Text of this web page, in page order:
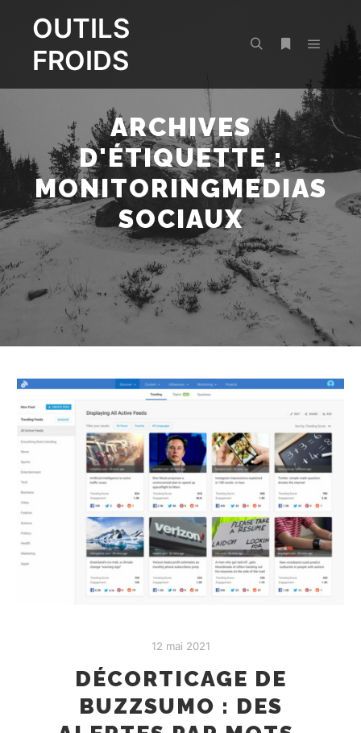
OUTILS
FROIDS
Plus d’infos
Menu
ARCHIVES
D'ÉTIQUETTE :
MONITORINGMEDIAS
SOCIAUX
12 mai 2021
DÉCORTICAGE DE
BUZZSUMO : DES